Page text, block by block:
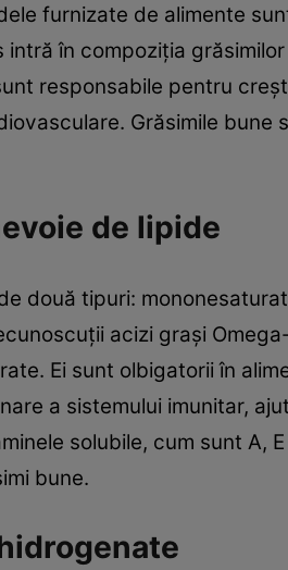
furnizate de alimente
în compoziţia
responsabile pentru
Grăsimile
de lipide
două tipuri:
acizi graşi
Ei sunt olbigatorii în
a sistemului imunitar,
solubile, cum sunt A,
bune.